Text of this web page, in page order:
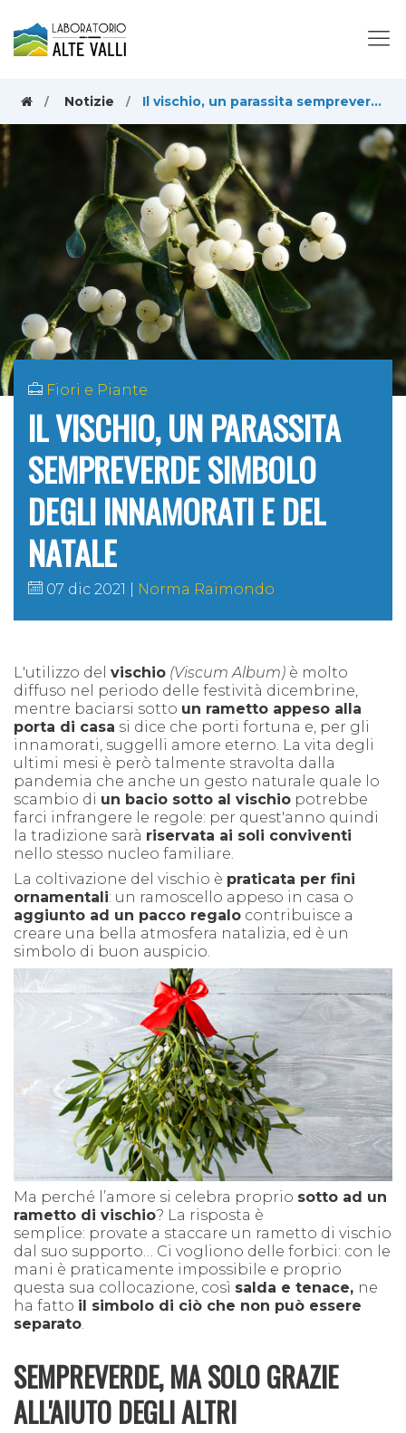
Notizie Il vischio, un parassita sempreverde simbolo degli innamorati e del Natale
Fiori e Piante
IL VISCHIO, UN PARASSITA
SEMPREVERDE SIMBOLO
DEGLI INNAMORATI E DEL
NATALE
07 dic 2021 Norma Raimondo
L'utilizzo del vischio (Viscum Album) è molto
diffuso nel periodo delle festività dicembrine,
mentre baciarsi sotto un rametto appeso alla
porta di casa si dice che porti fortuna e, per gli
innamorati, suggelli amore eterno. La vita degli
ultimi mesi è però talmente stravolta dalla
pandemia che anche un gesto naturale quale lo
scambio di un bacio sotto al vischio potrebbe
farci infrangere le regole: per quest'anno quindi
la tradizione sarà riservata ai soli conviventi
nello stesso nucleo familiare.
La coltivazione del vischio è praticata per fini
ornamentali: un ramoscello appeso in casa o
aggiunto ad un pacco regalo contribuisce a
creare una bella atmosfera natalizia, ed è un
simbolo di buon auspicio.
Ma perché l’amore si celebra proprio sotto ad un
rametto di vischio? La risposta è
semplice: provate a staccare un rametto di vischio
dal suo supporto… Ci vogliono delle forbici: con le
mani è praticamente impossibile e proprio
questa sua collocazione, così salda e tenace, ne
ha fatto il simbolo di ciò che non può essere
separato.
SEMPREVERDE, MA SOLO GRAZIE
ALL'AIUTO DEGLI ALTRI